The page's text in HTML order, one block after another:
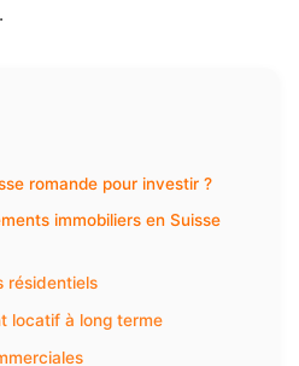
romande pour investir ?
immobiliers en Suisse
résidentiels
locatif à long terme